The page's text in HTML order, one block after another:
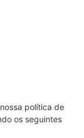
política de
os seguintes